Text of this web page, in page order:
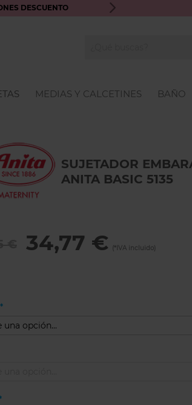
DESCUENTO ENVÍO GRATIS A
MEDIAS Y CALCETINES BAÑO
SUJETADOR
ANITA BASIC 5135
34,77 €